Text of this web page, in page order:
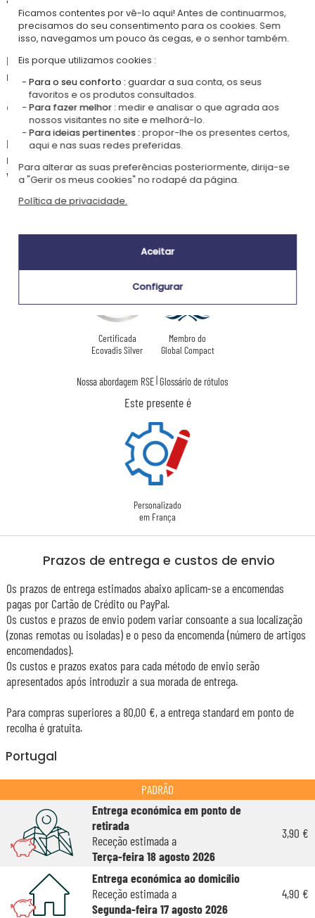
Nossa empresa Kadocom é:
Certificada
Ecovadis Silver
Membro do
Global Compact
Nossa abordagem RSE|Glossário de rótulos
Este presente é
Personalizado
em França
🧽Cuidados
Para uma preservação ótima da gravação, recomenda-se lavagem à
mão com o lado amarelo da esponja.
✏️ Instruções para a personalização
Por favor, indique os textos a gravar respeitando maiúsculas e
minúsculas. A personalização será realizada tal como a vê na pré-
visualização.
Prazos de entrega e custos de envio
Os prazos de entrega estimados abaixo aplicam-se a encomendas
pagas por Cartão de Crédito ou PayPal.
Os custos e prazos de envio podem variar consoante a sua localização
(zonas remotas ou isoladas) e o peso da encomenda (número de artigos
encomendados).
Os custos e prazos exatos para cada método de envio serão
apresentados após introduzir a sua morada de entrega.
Para compras superiores a 80,00 €, a entrega standard em ponto de
recolha é gratuita.
Portugal
PADRÃO
Entrega económica em ponto de
retirada
Receção estimada a
Terça-feira 18 agosto 2026
3,90 €
Entrega económica ao domicílio
Receção estimada a
Segunda-feira 17 agosto 2026
4,90 €
Ficamos contentes por vê-lo aqui! Antes de continuarmos,
precisamos do seu consentimento para os cookies. Sem
isso, navegamos um pouco às cegas, e o senhor também.
Eis porque utilizamos cookies :
Para o seu conforto : guardar a sua conta, os seus
favoritos e os produtos consultados.
Para fazer melhor :medir e analisar o que agrada aos
nossos visitantes no site e melhorá-lo.
Para ideias pertinentes :propor-lhe os presentes certos,
aqui e nas suas redes preferidas.
Para alterar as suas preferências posteriormente, dirija-se
a "Gerir os meus cookies" no rodapé da página.
Política de privacidade.
Aceitar
Configurar